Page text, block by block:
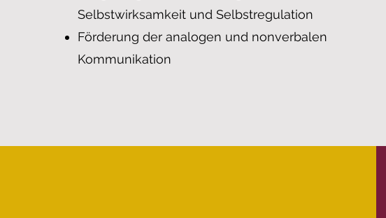
Selbstwirksamkeit und Selbstregulation
Förderung der analogen und nonverbalen
Kommunikation